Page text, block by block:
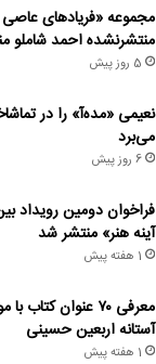
مجموعه «فریادهای عاصی
منتشرنشده احمد شاملو
5 روز پیش
نعیمی «مده‌آ» را در
می‌برد
6 روز پیش
فراخوان دومین رویداد
آینه هنر» منتشر شد
1 هفته پیش
معرفی ۷۰ عنوان
آستانه اربعین حسینی
1 هفته پیش